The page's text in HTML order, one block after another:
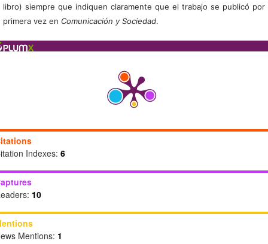
libro) siempre que indiquen claramente que el trabajo se publicó por
primera vez en Comunicación y Sociedad.
Indexes: 6
10
Mentions: 1